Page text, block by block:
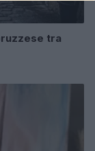
tra